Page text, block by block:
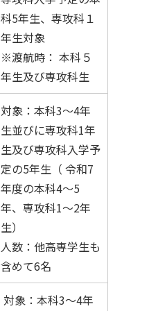
科5年生、専攻科１
年生対象
※渡航時： 本科５
年生及び専攻科生
対象：本科3～4年
生並びに専攻科1年
生及び専攻科入学予
定の5年生（ 令和7
年度の本科4～5
年、専攻科1～2年
生）
人数：他高専学生も
含めて6名
対象：本科3～4年